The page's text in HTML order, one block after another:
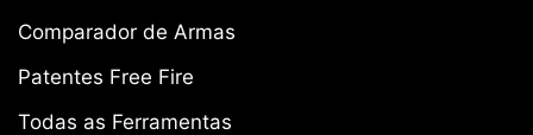
Comparador de Armas
Patentes Free Fire
Todas as Ferramentas